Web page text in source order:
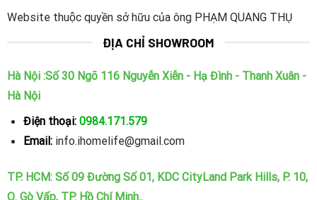
Website thuộc quyền sở hữu của ông PHẠM QUANG THỤ
ĐỊA CHỈ SHOWROOM
Hà Nội :Số 30 Ngõ 116 Nguyễn Xiễn - Hạ Đình - Thanh Xuân -
Hà Nội
Điện thoại: 0984.171.579
Email: info.ihomelife@gmail.com
TP. HCM: Số 09 Đường Số 01, KDC CityLand Park Hills, P. 10,
Q. Gò Vấp, TP. Hồ Chí Minh..